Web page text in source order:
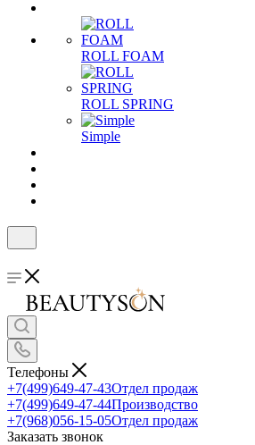
ROLL FOAM
ROLL SPRING
Simple
Телефоны
+7(499)649-47-43Отдел продаж
+7(499)649-47-44Производство
+7(968)056-15-05Отдел продаж
Заказать звонок